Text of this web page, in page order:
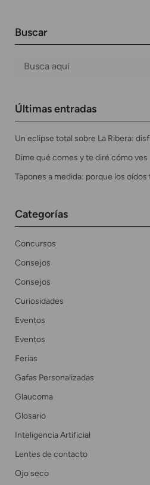
Buscar
Últimas entradas
Un eclipse total sobre La Ribera:
Dime qué comes y te diré cómo ves
Tapones a medida: porque los
Categorías
Concursos
Consejos
Consejos
Curiosidades
Eventos
Eventos
Ferias
Gafas Personalizadas
Glaucoma
Glosario
Inteligencia Artificial
Lentes de contacto
Ojo seco